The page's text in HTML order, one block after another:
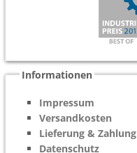
Informationen
Impressum
Versandkosten
Lieferung & Zahlung
Datenschutz